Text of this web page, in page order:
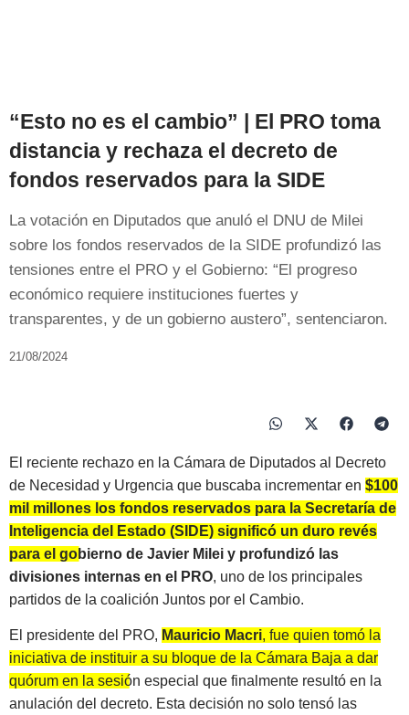
“Esto no es el cambio” | El PRO toma
distancia y rechaza el decreto de
fondos reservados para la SIDE
La votación en Diputados que anuló el DNU de Milei
sobre los fondos reservados de la SIDE profundizó las
tensiones entre el PRO y el Gobierno: “El progreso
económico requiere instituciones fuertes y
transparentes, y de un gobierno austero”, sentenciaron.
21/08/2024
El reciente rechazo en la Cámara de Diputados al Decreto
de Necesidad y Urgencia que buscaba incrementar en $100
mil millones los fondos reservados para la Secretaría de
Inteligencia del Estado (SIDE) significó un duro revés
para el gobierno de Javier Milei y profundizó las
divisiones internas en el PRO, uno de los principales
partidos de la coalición Juntos por el Cambio.
El presidente del PRO, Mauricio Macri, fue quien tomó la
iniciativa de instituir a su bloque de la Cámara Baja a dar
quórum en la sesión especial que finalmente resultó en la
anulación del decreto. Esta decisión no solo tensó las